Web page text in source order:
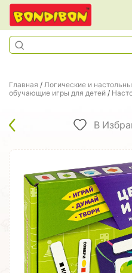
Главная / Логические и
обучающие игры для детей /
В